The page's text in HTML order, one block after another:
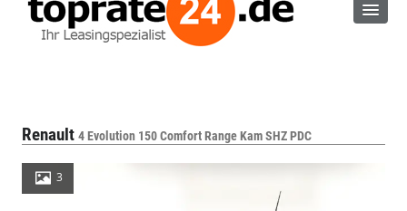
Renault 4 Evolution 150 Comfort Range Kam SHZ PDC
3